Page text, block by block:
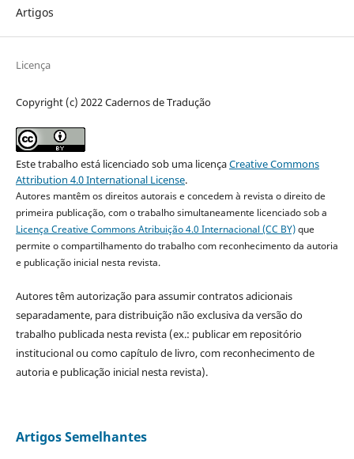
Artigos
Licença
Copyright (c) 2022 Cadernos de Tradução
Este trabalho está licenciado sob uma licençaCreative Commons
Attribution 4.0 International License.
Autores mantêm os direitos autorais e concedem à revista o direito de
primeira publicação, com o trabalho simultaneamente licenciado sob a
Licença Creative Commons Atribuição 4.0 Internacional (CC BY)que
permite o compartilhamento do trabalho com reconhecimento da autoria
e publicação inicial nesta revista.
Autores têm autorização para assumir contratos adicionais
separadamente, para distribuição não exclusiva da versão do
trabalho publicada nesta revista (ex.: publicar em repositório
institucional ou como capítulo de livro, com reconhecimento de
autoria e publicação inicial nesta revista).
Artigos Semelhantes